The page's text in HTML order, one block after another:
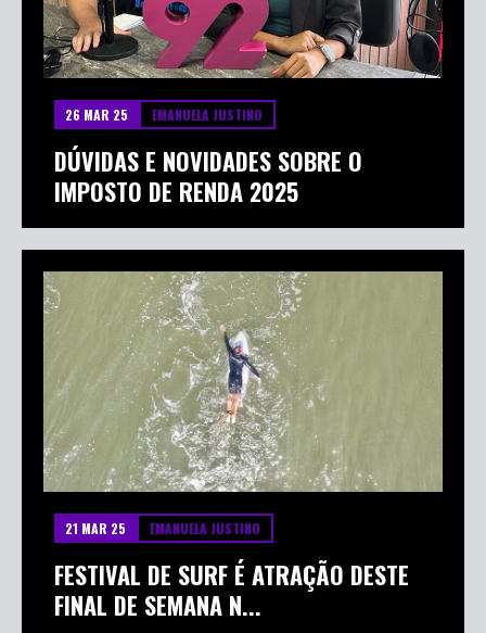
26 MAR 25 EMANUELA JUSTINO
DÚVIDAS E NOVIDADES SOBRE O
IMPOSTO DE RENDA 2025
21 MAR 25 EMANUELA JUSTINO
FESTIVAL DE SURF É ATRAÇÃO DESTE
FINAL DE SEMANA N...